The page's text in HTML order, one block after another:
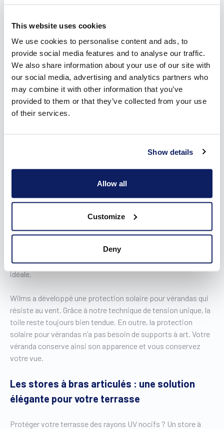
This website uses cookies
We use cookies to personalise content and ads, to
provide social media features and to analyse our traffic.
We also share information about your use of our site with
our social media, advertising and analytics partners who
may combine it with other information that you’ve
provided to them or that they’ve collected from your use
of their services.
Show details
Allow all
Customize
Deny
jusqu’à six mètres, en largeur et en hauteur. Comme un screen
solaire enroulé prend peu de place, les caissons sont petits.
C’est d’autant plus le cas chez Wilms, de par le fait que nous
utilisons des axes en aluminium ou en carbone. Ces axes ont
également un nouveau type de fixation de la toile. La toile est
nettement plus tendue et toute ligne d’enroulage horizontale
est évitée. Les screens solaires verticaux sont disponibles
en plusieurs couleurs et contribuent au rayonnement de votre
La protection solaire sur mesure de votre
lumière. Grâce à ses grandes surfaces vitrées, vous avez une
belle vue sur votre jardin et sur le paysage. Dans beaucoup de
Malheureusement, elle surchauffe très vite les jours
ensoleillés. Pour que vous puissiez profiter de votre véranda
tout au long de l’année, les screens solaires sont la solution
idéale.
Wilms a développé une protection solaire pour vérandas qui
résiste au vent. Grâce à notre technique de tension unique, la
toile reste toujours bien tendue. En outre, la protection
solaire pour vérandas n’a pas besoin de supports à art. Votre
véranda conserve ainsi son apparence et vous conservez
votre vue.
Les stores à bras articulés : une solution
élégante pour votre terrasse
Protéger votre terrasse des rayons UV nocifs ? Un store à